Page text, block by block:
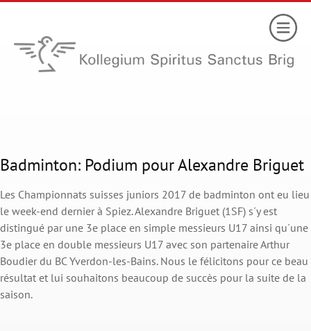
Badminton: Podium pour Alexandre Briguet
Les Championnats suisses juniors 2017 de badminton ont eu lieu
le week-end dernier à Spiez. Alexandre Briguet (1SF) s´y est
distingué par une 3e place en simple messieurs U17 ainsi qu´une
3e place en double messieurs U17 avec son partenaire Arthur
Boudier du BC Yverdon-les-Bains. Nous le félicitons pour ce beau
résultat et lui souhaitons beaucoup de succès pour la suite de la
saison.